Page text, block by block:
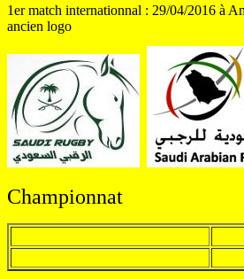
1er match internationnal : 29/04/2016 à
ancien logo
Championnat